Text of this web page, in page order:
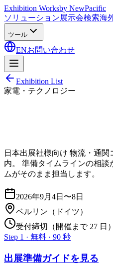
Exhibition Worksby NewPacific
ソリューション展示会検索海
ツール
ENお問い合わせ
Exhibition List
家電・テクノロジー
日本出展社様向け 物流・通
内。 準備タイムラインの相
ムがそのまま担当します。
2026年9月4日〜8日
ベルリン （ドイツ）
受付締切（開催まで 27 日）
Step 1 · 無料 · 90 秒
出展準備ガイドを見る